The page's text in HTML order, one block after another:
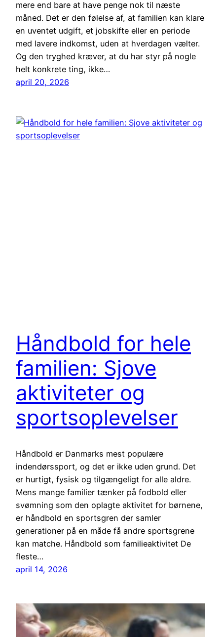
mere end bare at have penge nok til næste
måned. Det er den følelse af, at familien kan klare
en uventet udgift, et jobskifte eller en periode
med lavere indkomst, uden at hverdagen vælter.
Og den tryghed kræver, at du har styr på nogle
helt konkrete ting, ikke…
april 20, 2026
Håndbold for hele
familien: Sjove
aktiviteter og
sportsoplevelser
Håndbold er Danmarks mest populære
indendørssport, og det er ikke uden grund. Det
er hurtigt, fysisk og tilgængeligt for alle aldre.
Mens mange familier tænker på fodbold eller
svømning som den oplagte aktivitet for børnene,
er håndbold en sportsgren der samler
generationer på en måde få andre sportsgrene
kan matche. Håndbold som familieaktivitet De
fleste…
april 14, 2026